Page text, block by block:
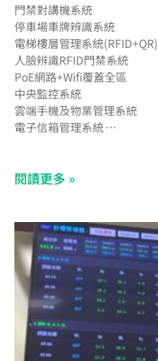
門禁對講機系統
停車場車牌辨識系統
電梯樓層管理系統(RFID+QR)
人臉辨識RFID門禁系統
PoE網路+Wifi覆蓋全區
中央監控系統
雲端手機及物業管理系統
電子信箱管理系統
閱讀更多 »